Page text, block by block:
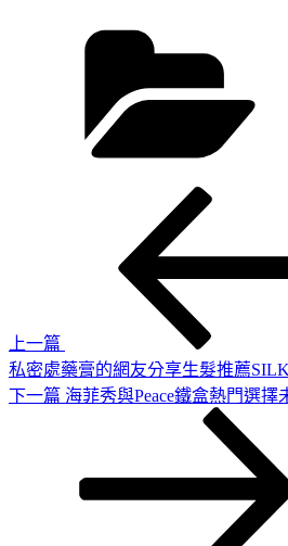
上一篇
私密處藥膏的網友分享生髮推薦
下
下一篇 海菲秀與Peace鐵盒熱門選